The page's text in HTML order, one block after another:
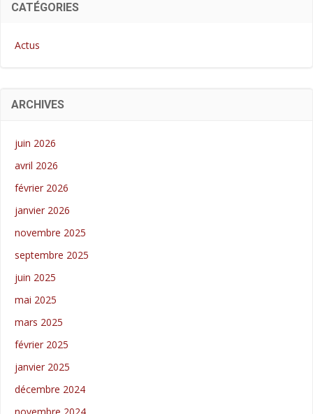
CATÉGORIES
Actus
ARCHIVES
juin 2026
avril 2026
février 2026
janvier 2026
novembre 2025
septembre 2025
juin 2025
mai 2025
mars 2025
février 2025
janvier 2025
décembre 2024